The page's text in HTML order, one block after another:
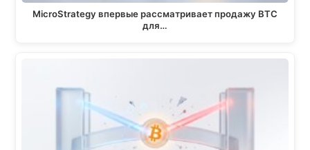
MicroStrategy впервые рассматривает продажу BTC
для…